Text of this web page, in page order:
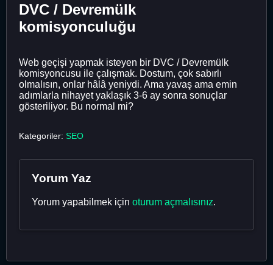
DVC / Devremülk
komisyonculuğu
Web geçişi yapmak isteyen bir DVC / Devremülk
komisyoncusu ile çalışmak. Dostum, çok sabırlı
olmalısın, onlar hâlâ yeniydi. Ama yavaş ama emin
adımlarla nihayet yaklaşık 3-6 ay sonra sonuçlar
gösteriliyor. Bu normal mi?
Kategoriler: SEO
Yorum Yaz
Yorum yapabilmek için oturum açmalısınız.